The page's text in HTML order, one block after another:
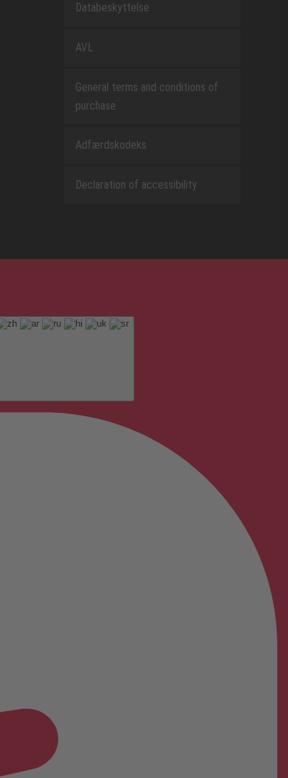
Databeskyttelse
AVL
General terms and conditions of
purchase
Adfærdskodeks
Declaration of accessibility